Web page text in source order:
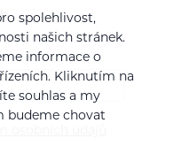
osobních údajů
spolehlivost,
našich stránek.
informace o
Kliknutím na
souhlas a my
budeme chovat